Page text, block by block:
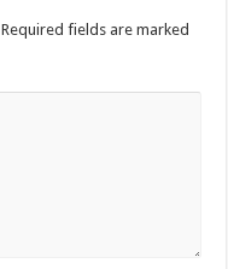
Required fields are marked